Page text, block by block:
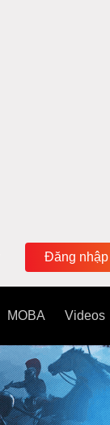
Đăng nhập
MOBA Videos